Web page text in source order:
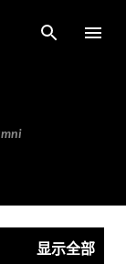
显示全部